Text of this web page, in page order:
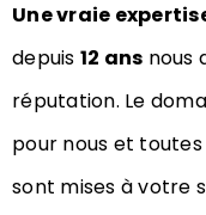
Une vraie
depuis 12 ans nous
réputation. Le
pour nous et
sont mises à votre